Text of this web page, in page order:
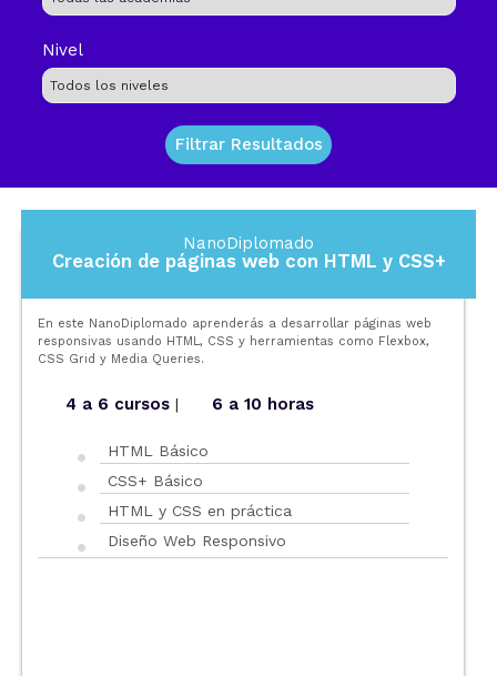
Nivel
NanoDiplomado
Creación de páginas web con HTML y CSS+
En este NanoDiplomado aprenderás a desarrollar páginas web
responsivas usando HTML, CSS y herramientas como Flexbox,
CSS Grid y Media Queries.
4 a 6 cursos| 6 a 10 horas
HTML Básico
CSS+ Básico
HTML y CSS en práctica
Diseño Web Responsivo